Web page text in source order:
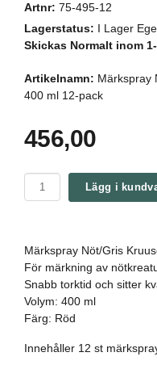
Artnr: 75-495-12
Lagerstatus: I Lager
Skickas Normalt inom
Artikelnamn: Märkspray
400 ml 12-pack
456,00
Lägg i
Märkspray Nöt/Gris
För märkning av
Snabb torktid och sitter
Volym: 400 ml
Färg: Röd
Innehåller 12 st